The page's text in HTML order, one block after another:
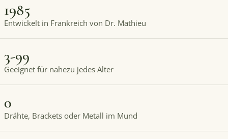
1985
Entwickelt in Frankreich von Dr. Mathieu
3-99
Geeignet für nahezu jedes Alter
0
Drähte, Brackets oder Metall im Mund